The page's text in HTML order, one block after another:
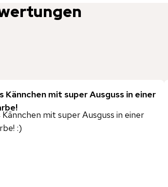
Kännchen mit super Ausguss in einer
mit super Ausguss in einer
:)